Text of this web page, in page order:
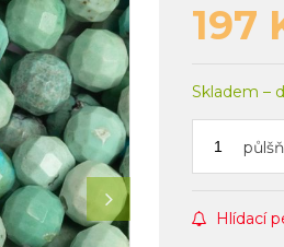
197
Skladem –
Hlídací